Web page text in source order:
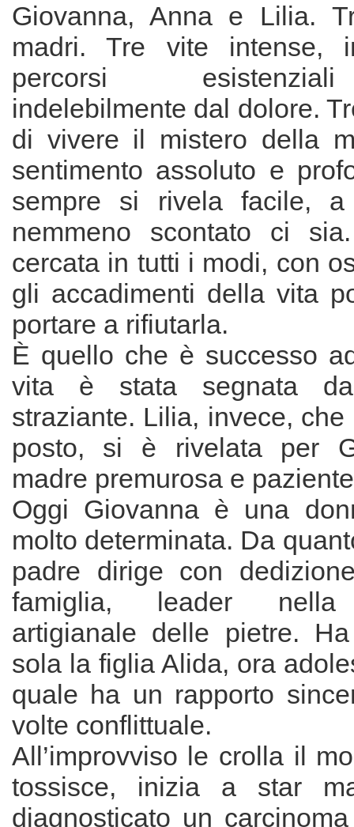
Giovanna, Anna e Lilia.
madri. Tre vite intense,
percorsi
indelebilmente dal dolore.
di vivere il mistero della
sentimento assoluto e
sempre si rivela facile,
nemmeno scontato ci
cercata in tutti i modi, con
gli accadimenti della vita
portare a rifiutarla.
È quello che è successo
vita è stata segnata
straziante. Lilia, invece,
posto, si è rivelata per
madre premurosa e
Oggi Giovanna è una
molto determinata. Da
padre dirige con
famiglia, leader nella
artigianale delle pietre.
sola la figlia Alida, ora
quale ha un rapporto
volte conflittuale.
All’improvviso le crolla il
tossisce, inizia a star
diagnosticato un